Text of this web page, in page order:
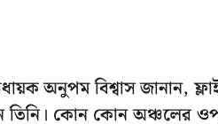
অনুপম বিশ্বাস জানান,
কোন কোন অঞ্চলের